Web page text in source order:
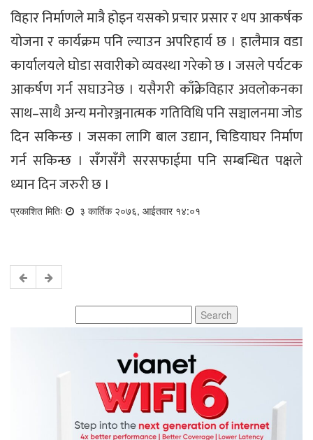
विहार निर्माणले मात्रै होइन यसको प्रचार प्रसार र थप आकर्षक
योजना र कार्यक्रम पनि ल्याउन अपरिहार्य छ । हालैमात्र वडा
कार्यालयले घोडा सवारीको व्यवस्था गरेको छ । जसले पर्यटक
आकर्षण गर्न सघाउनेछ । यसैगरी काँक्रेविहार अवलोकनका
साथ–साथै अन्य मनोरञ्जनात्मक गतिविधि पनि सञ्चालनमा जोड
दिन सकिन्छ । जसका लागि बाल उद्यान, चिडियाघर निर्माण
गर्न सकिन्छ । सँगसँगै सरसफाईमा पनि सम्बन्धित पक्षले
ध्यान दिन जरुरी छ ।
प्रकाशित मितिः ३ कार्तिक २०७६, आईतवार १४:०१
for: